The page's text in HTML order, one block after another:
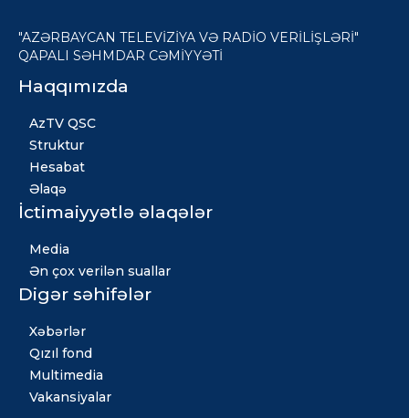
"AZƏRBAYCAN TELEVİZİYA VƏ RADİO VERİLİŞLƏRİ"
QAPALI SƏHMDAR CƏMİYYƏTİ
Haqqımızda
AzTV QSC
Struktur
Hesabat
Əlaqə
İctimaiyyətlə əlaqələr
Media
Ən çox verilən suallar
Digər səhifələr
Xəbərlər
Qızıl fond
Multimedia
Vakansiyalar